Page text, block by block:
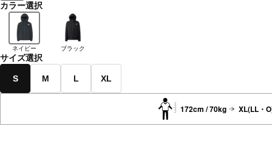
カラー選択
ネイビー ブラック
サイズ選択
S M L XL
172cm / 70kg XL(LL・